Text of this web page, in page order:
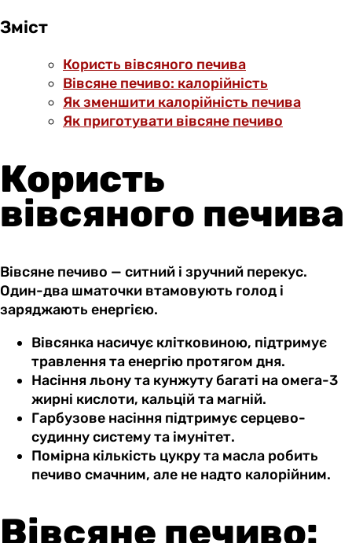
Зміст
Користь вівсяного печива
Вівсяне печиво: калорійність
Як зменшити калорійність печива
Як приготувати вівсяне печиво
Користь
вівсяного печива
Вівсяне печиво — ситний і зручний перекус.
Один-два шматочки втамовують голод і
заряджають енергією.
Вівсянка насичує клітковиною, підтримує
травлення та енергію протягом дня.
Насіння льону та кунжуту багаті на омега-3
жирні кислоти, кальцій та магній.
Гарбузове насіння підтримує серцево-
судинну систему та імунітет.
Помірна кількість цукру та масла робить
печиво смачним, але не надто калорійним.
Вівсяне печиво: